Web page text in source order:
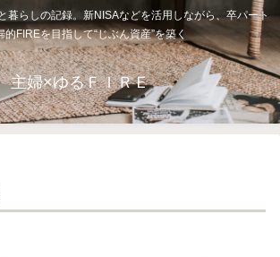
暮らしの記録。新NISAなどを活用しながら、卒パート
的FIREを目指して“じぶん資産”を築く
主婦×ゆるＦＩＲＥ